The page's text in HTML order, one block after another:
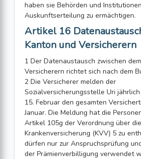
haben sie Behörden und
Auskunftserteilung zu ermächtigen.
Artikel 16
Kanton und Versicherern
1 Der Datenaustausch zwischen
Versicherern richtet sich nach dem
2 Die Versicherer melden der
Sozialversicherungsstelle Uri
15. Februar den gesamten
Januar. Die Meldung hat die
Artikel 105g der Verordnung über die
Krankenversicherung (KVV) 5 zu
dürfen nur zur Anspruchsprüfung
der Prämienverbilligung verwendet